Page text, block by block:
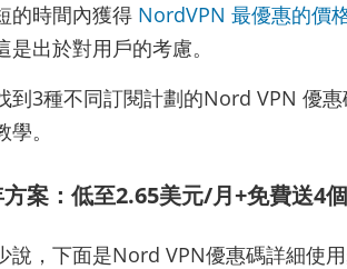
的時間內獲得 NordVPN 最優惠的價
是出於對用戶的考慮。
到3種不同訂閱計劃的Nord VPN 優
。
案：低至2.65美元/月+免費送4
說，下面是Nord VPN優惠碼詳細使用